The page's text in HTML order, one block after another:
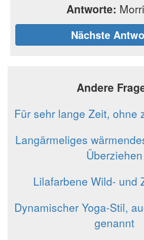
Antworte:
Nächste
Andere
Für sehr lange Zeit, ohne
Langärmeliges
Überziehen
Lilafarbene Wild- und
Dynamischer Yoga-Stil,
genannt